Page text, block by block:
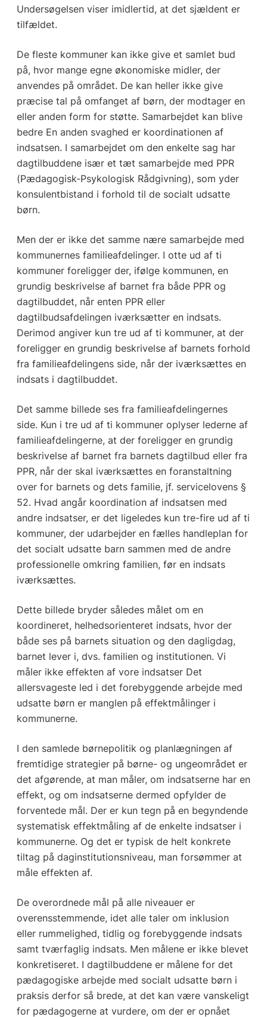
Undersøgelsen viser imidlertid, at det sjældent er
tilfældet.
De fleste kommuner kan ikke give et samlet bud
på, hvor mange egne økonomiske midler, der
anvendes på området. De kan heller ikke give
præcise tal på omfanget af børn, der modtager en
eller anden form for støtte. Samarbejdet kan blive
bedre En anden svaghed er koordinationen af
indsatsen. I samarbejdet om den enkelte sag har
dagtilbuddene især et tæt samarbejde med PPR
(Pædagogisk-Psykologisk Rådgivning), som yder
konsulentbistand i forhold til de socialt udsatte
børn.
Men der er ikke det samme nære samarbejde med
kommunernes familieafdelinger. I otte ud af ti
kommuner foreligger der, ifølge kommunen, en
grundig beskrivelse af barnet fra både PPR og
dagtilbuddet, når enten PPR eller
dagtilbudsafdelingen iværksætter en indsats.
Derimod angiver kun tre ud af ti kommuner, at der
foreligger en grundig beskrivelse af barnets forhold
fra familieafdelingens side, når der iværksættes en
indsats i dagtilbuddet.
Det samme billede ses fra familieafdelingernes
side. Kun i tre ud af ti kommuner oplyser lederne af
familieafdelingerne, at der foreligger en grundig
beskrivelse af barnet fra barnets dagtilbud eller fra
PPR, når der skal iværksættes en foranstaltning
over for barnets og dets familie, jf. servicelovens §
52. Hvad angår koordination af indsatsen med
andre indsatser, er det ligeledes kun tre-fire ud af ti
kommuner, der udarbejder en fælles handleplan for
det socialt udsatte barn sammen med de andre
professionelle omkring familien, før en indsats
iværksættes.
Dette billede bryder således målet om en
koordineret, helhedsorienteret indsats, hvor der
både ses på barnets situation og den dagligdag,
barnet lever i, dvs. familien og institutionen. Vi
måler ikke effekten af vore indsatser Det
allersvageste led i det forebyggende arbejde med
udsatte børn er manglen på effektmålinger i
kommunerne.
I den samlede børnepolitik og planlægningen af
fremtidige strategier på børne- og ungeområdet er
det afgørende, at man måler, om indsatserne har en
effekt, og om indsatserne dermed opfylder de
forventede mål. Der er kun tegn på en begyndende
systematisk effektmåling af de enkelte indsatser i
kommunerne. Og det er typisk de helt konkrete
tiltag på daginstitutionsniveau, man forsømmer at
måle effekten af.
De overordnede mål på alle niveauer er
overensstemmende, idet alle taler om inklusion
eller rummelighed, tidlig og forebyggende indsats
samt tværfaglig indsats. Men målene er ikke blevet
konkretiseret. I dagtilbuddene er målene for det
pædagogiske arbejde med socialt udsatte børn i
praksis derfor så brede, at det kan være vanskeligt
for pædagogerne at vurdere, om der er opnået